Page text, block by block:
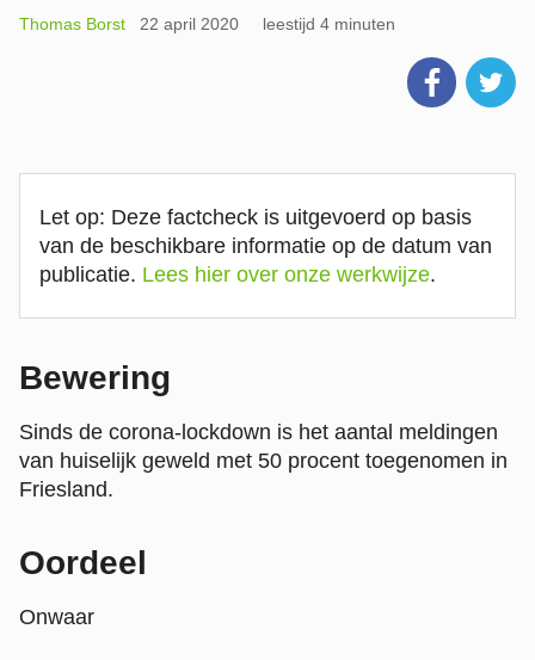
Thomas Borst 22 april 2020 leestijd 4 minuten
Let op: Deze factcheck is uitgevoerd op basis
van de beschikbare informatie op de datum van
publicatie. Lees hier over onze werkwijze.
Bewering
Sinds de corona-lockdown is het aantal meldingen
van huiselijk geweld met 50 procent toegenomen in
Friesland.
Oordeel
Onwaar